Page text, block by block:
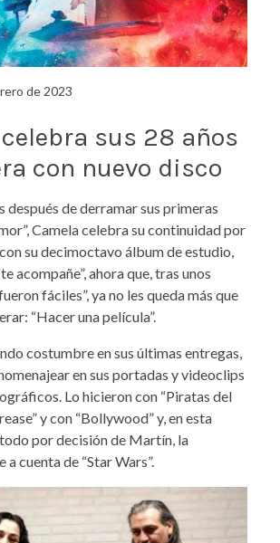
de 2023
sus 28 años
con nuevo disco
después de derramar sus primeras
Camela celebra su continuidad por
su decimoctavo álbum de estudio,
acompañe”, ahora que, tras unos
fáciles”, ya no les queda más que
“Hacer una película”.
costumbre en sus últimas entregas,
en sus portadas y videoclips
Lo hicieron con “Piratas del
y con “Bollywood” y, en esta
por decisión de Martín, la
cuenta de “Star Wars”.